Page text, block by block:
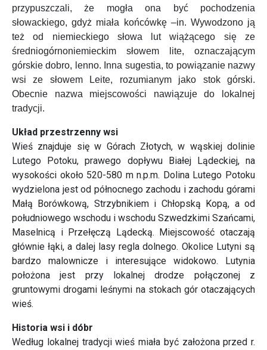
przypuszczali, że mogła ona być pochodzenia
słowackiego, gdyż miała końcówkę –in. Wywodzono ją
też od niemieckiego słowa lut wiążącego się ze
średniogórnoniemieckim słowem lite, oznaczającym
górskie dobro, lenno. Inna sugestia, to powiązanie nazwy
wsi ze słowem Leite, rozumianym jako stok górski.
Obecnie nazwa miejscowości nawiązuje do lokalnej
tradycji.
Układ przestrzenny wsi
Wieś znajduje się w Górach Złotych, w wąskiej dolinie
Lutego Potoku, prawego dopływu Białej Lądeckiej, na
wysokości około 520-580 m n.p.m. Dolina Lutego Potoku
wydzielona jest od północnego zachodu i zachodu górami
Małą Borówkową, Strzybnikiem i Chłopską Kopą, a od
południowego wschodu i wschodu Szwedzkimi Szańcami,
Maselnicą i Przełęczą Lądecką. Miejscowość otaczają
głównie łąki, a dalej lasy regla dolnego. Okolice Lutyni są
bardzo malownicze i interesujące widokowo. Lutynia
położona jest przy lokalnej drodze połączonej z
gruntowymi drogami leśnymi na stokach gór otaczających
wieś.
Historia wsi i dóbr
Według lokalnej tradycji wieś miała być założona przed r.